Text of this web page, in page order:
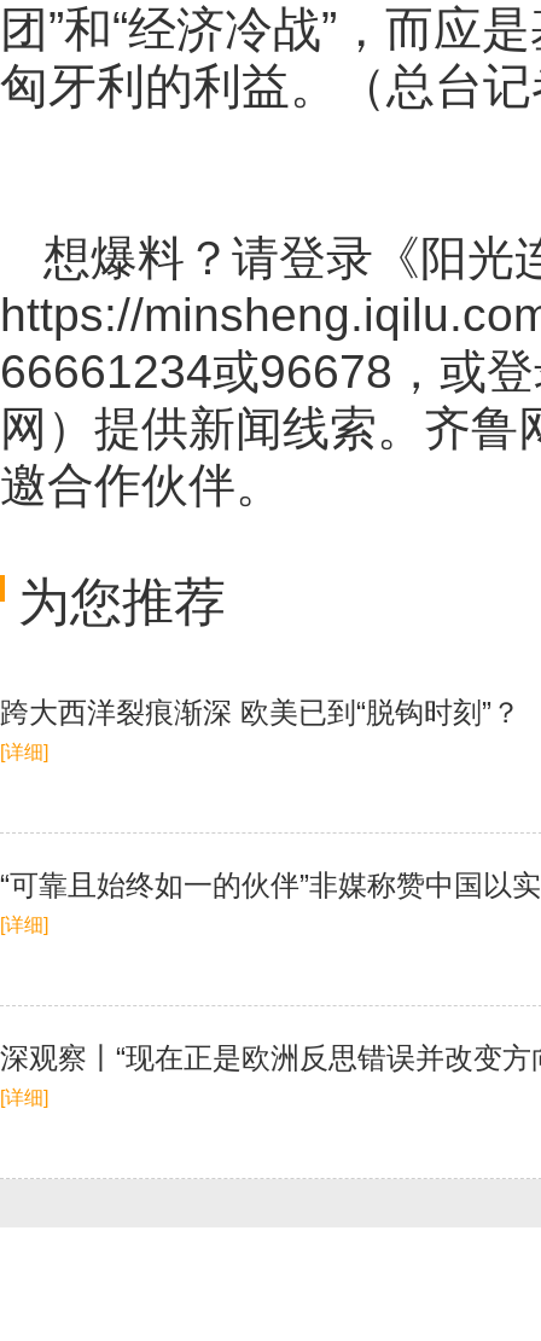
团”和“经济冷战”，而应
匈牙利的利益。（总台
想爆料？请登录《阳光
https://
66661234或96678，或
网 ）提供新闻线索。齐鲁
邀合作伙伴。
为您推荐
跨大西洋裂痕渐深 欧美已到“脱钩时刻”？
[详细]
“可靠且始终如一的伙伴”非媒称赞中国以
[详细]
深观察丨“现在正是欧洲反思错误并改变方
[详细]